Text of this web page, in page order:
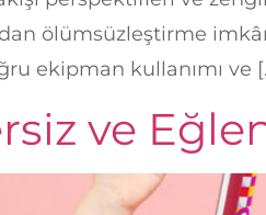
ölümsüzleştirme
ekipman kullanımı ve
ve